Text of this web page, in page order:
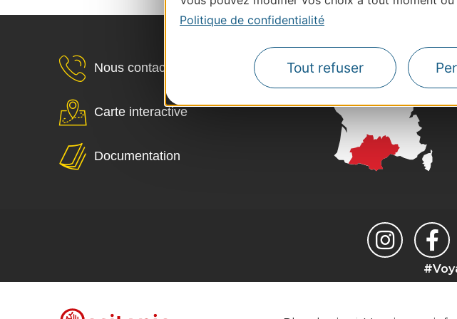
Politique de confidentialité
Tout refuser
Nous contacter
Carte interactive
Documentation